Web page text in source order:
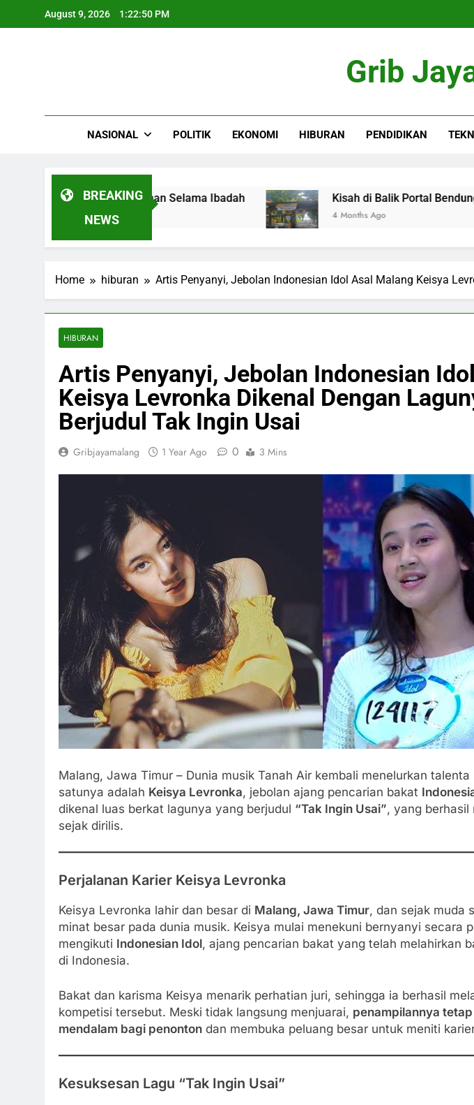
August 9, 2026 1:22:51 PM
Grib
NASIONAL POLITIK EKONOMI HIBURAN PENDIDIKAN
BREAKING
NEWS
Aman dan Nyaman Selama Ibadah Kisah di Balik Portal Bendungan
4 Months Ago
Home hiburan Artis Penyanyi, Jebolan Indonesian Idol Asal Malang Keisya
HIBURAN
Artis Penyanyi, Jebolan Indonesian
Keisya Levronka Dikenal Dengan
Berjudul Tak Ingin Usai
Gribjayamalang 1 Year Ago 0 3 Mins
Malang, Jawa Timur – Dunia musik Tanah Air kembali menelurkan
satunya adalah Keisya Levronka, jebolan ajang pencarian bakat
dikenal luas berkat lagunya yang berjudul “Tak Ingin Usai”, yang
sejak dirilis.
Perjalanan Karier Keisya Levronka
Keisya Levronka lahir dan besar di Malang, Jawa Timur, dan sejak muda
minat besar pada dunia musik. Keisya mulai menekuni bernyanyi secara
mengikuti Indonesian Idol, ajang pencarian bakat yang telah melahirkan
di Indonesia.
Bakat dan karisma Keisya menarik perhatian juri, sehingga ia berhasil
kompetisi tersebut. Meski tidak langsung menjuarai, penampilannya
mendalam bagi penonton dan membuka peluang besar untuk meniti
Kesuksesan Lagu “Tak Ingin Usai”